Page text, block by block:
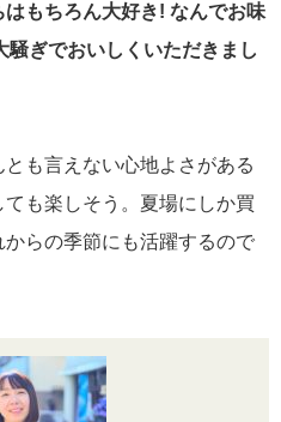
もちろん大好き! なんでお味
ぎでおいしくいただきまし
も言えない心地よさがある
も楽しそう。夏場にしか買
らの季節にも活躍するので